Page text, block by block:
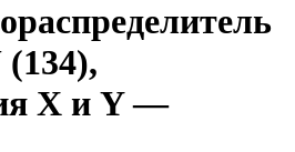
(134),
X и Y —